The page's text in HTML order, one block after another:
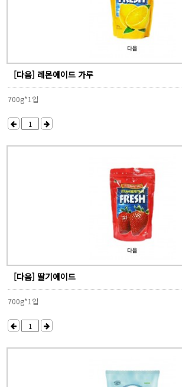
[다음] 레몬에이드 가루
700g*1입
[다음] 딸기에이드
700g*1입